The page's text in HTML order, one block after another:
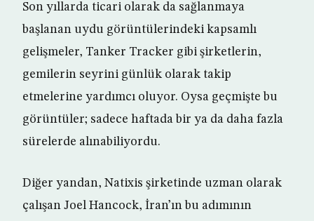
Son yıllarda ticari olarak da sağlanmaya
başlanan uydu görüntülerindeki kapsamlı
gelişmeler, Tanker Tracker gibi şirketlerin,
gemilerin seyrini günlük olarak takip
etmelerine yardımcı oluyor. Oysa geçmişte bu
görüntüler; sadece haftada bir ya da daha fazla
sürelerde alınabiliyordu.
Diğer yandan, Natixis şirketinde uzman olarak
çalışan Joel Hancock, İran’ın bu adımının